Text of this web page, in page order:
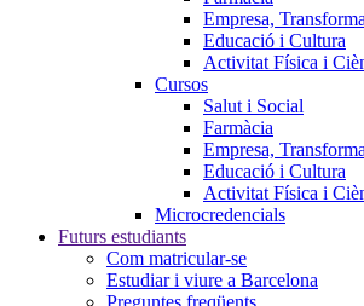
Empresa,
Educació i Cultura
Activitat Física i
Cursos
Salut i Social
Farmàcia
Empresa,
Educació i Cultura
Activitat Física i
Microcredencials
Futurs estudiants
Com matricular-se
Estudiar i viure a Barcelona
Preguntes freqüents